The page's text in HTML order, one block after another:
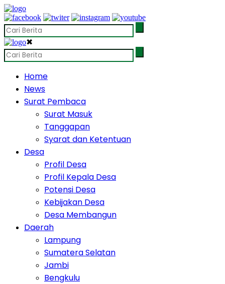
✖
Home
News
Surat Pembaca
Surat Masuk
Tanggapan
Syarat dan Ketentuan
Desa
Profil Desa
Profil Kepala Desa
Potensi Desa
Kebijakan Desa
Desa Membangun
Daerah
Lampung
Sumatera Selatan
Jambi
Bengkulu